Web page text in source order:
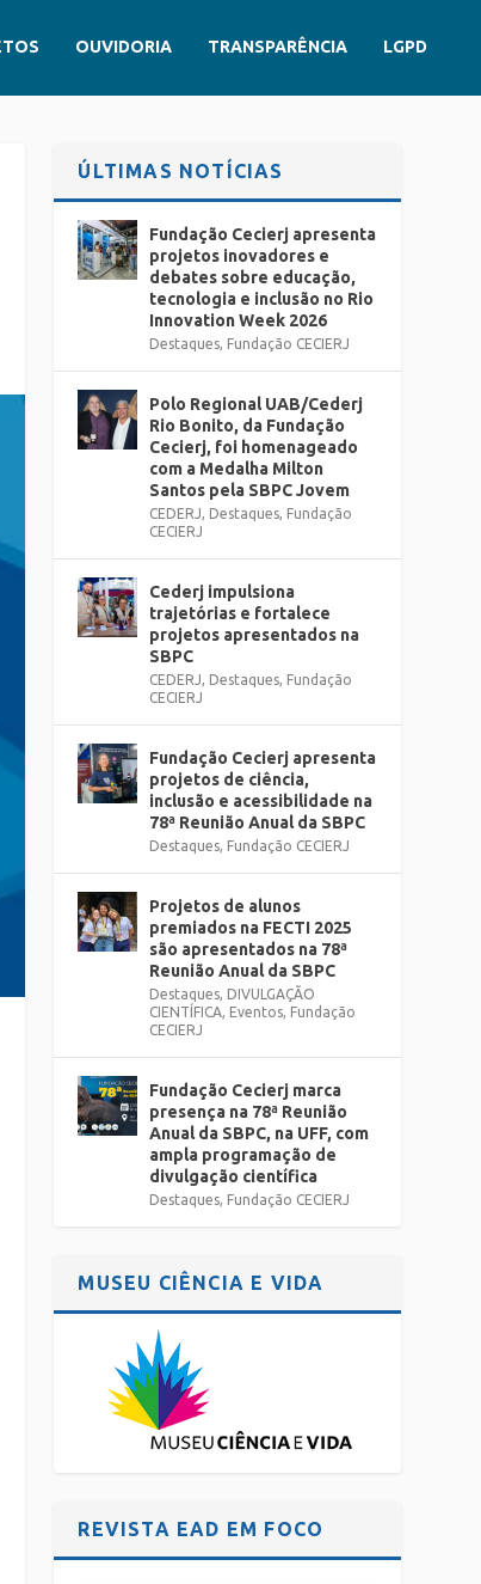
OUVIDORIA TRANSPARÊNCIA LGPD
ÚLTIMAS NOTÍCIAS
Fundação Cecierj apresenta
projetos inovadores e
debates sobre educação,
tecnologia e inclusão no Rio
Innovation Week 2026
Destaques, Fundação CECIERJ
Polo Regional UAB/Cederj
Rio Bonito, da Fundação
Cecierj, foi homenageado
com a Medalha Milton
Santos pela SBPC Jovem
CEDERJ, Destaques, Fundação
CECIERJ
Cederj impulsiona
trajetórias e fortalece
projetos apresentados na
SBPC
CEDERJ, Destaques, Fundação
CECIERJ
Fundação Cecierj apresenta
projetos de ciência,
inclusão e acessibilidade na
78ª Reunião Anual da SBPC
Destaques, Fundação CECIERJ
Projetos de alunos
premiados na FECTI 2025
são apresentados na 78ª
Reunião Anual da SBPC
Destaques, DIVULGAÇÃO
CIENTÍFICA, Eventos, Fundação
CECIERJ
Fundação Cecierj marca
presença na 78ª Reunião
Anual da SBPC, na UFF, com
ampla programação de
divulgação científica
Destaques, Fundação CECIERJ
MUSEU CIÊNCIA E VIDA
REVISTA EAD EM FOCO